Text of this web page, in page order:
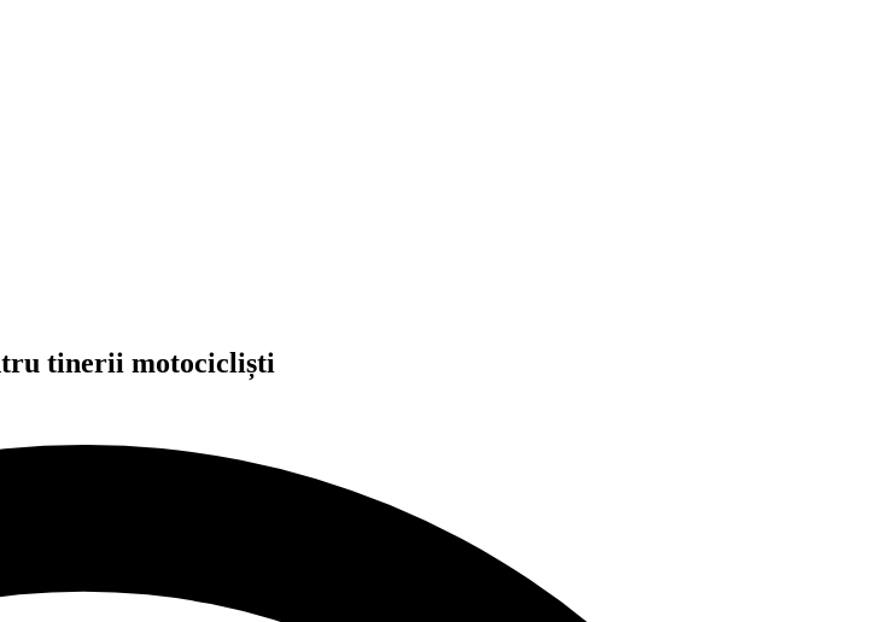
tinerii motocicliști